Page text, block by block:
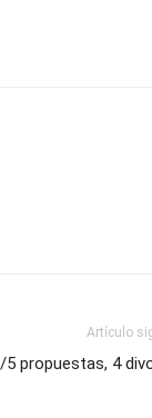
Artículo
propuestas, 4